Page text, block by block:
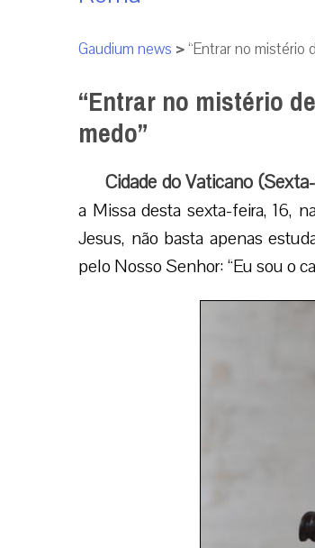
Gaudium news >“Entrar no mistério
“Entrar no mistério
medo”
Cidade do Vaticano
a Missa desta sexta-feira, 16,
Jesus, não basta apenas
pelo Nosso Senhor: “Eu sou o